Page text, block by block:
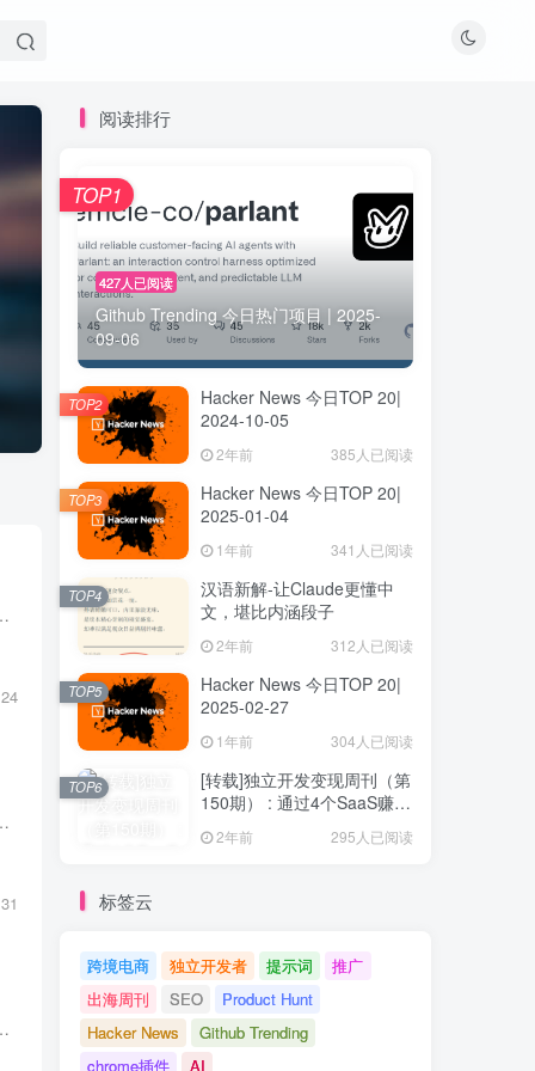
系统的编排代理 介绍：Athena 能帮你搭建一个精美、可直接上...
数: 🔺331 是否精选：是 产品网站: 立即访问 Product Hunt: 立即...
票数: 🔺397 是否精选：是 产品网站: 立即访问 Product Hunt: ...
阅读排行
427人已阅读
Github Trending 今日热门项目 | 2025-
09-06
TOP1
Hacker News 今日TOP 20|
2024-10-05
2年前 385人已阅读
TOP2
Hacker News 今日TOP 20|
2025-01-04
1年前 341人已阅读
TOP3
汉语新解-让Claude更懂中
文，堪比内涵段子
2年前 312人已阅读
TOP4
Hacker News 今日TOP 20|
2025-02-27
1年前 304人已阅读
TOP5
[转载]独立开发变现周刊（第
150期） : 通过4个SaaS赚取
2年前 295人已阅读
TOP6
标签云
跨境电商 独立开发者 提示词
推广
出海周刊
SEO
Product Hunt
Hacker News
Github Trending
chrome插件
AI